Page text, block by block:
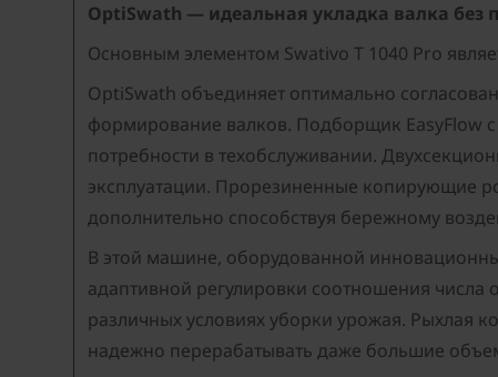
OptiSwath — идеальная укладка валка без
Основным элементом Swativo T 1040 Pro
OptiSwath объединяет оптимально
формирование валков. Подборщик EasyFlow
потребности в техобслуживании.
эксплуатации. Прорезиненные копирующие
дополнительно способствуя бережному
В этой машине, оборудованной
адаптивной регулировки соотношения
различных условиях уборки урожая. Рыхлая
надежно перерабатывать даже большие